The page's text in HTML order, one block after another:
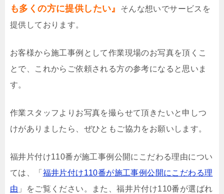
も多くの方に提供したい』
そんな想いでサービスを
提供しております。
お客様から施工事例として作業現場のお写真を頂くこ
とで、これからご依頼される方の参考になると思いま
す。
作業スタッフよりお写真を撮らせて頂きたいと申しつ
けがありましたら、ぜひともご協力をお願いします。
福井片付け110番が施工事例公開にこだわる理由につい
ては、「 福井片付け110番が施工事例公開にこだわる理
由 」をご覧ください。また、福井片付け110番が選ばれ